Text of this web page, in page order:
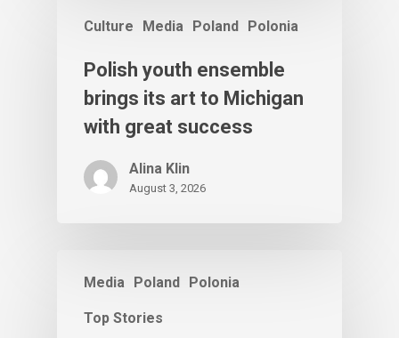
Culture Media Poland Polonia
Polish youth ensemble
brings its art to Michigan
with great success
Alina Klin
August 3, 2026
Media Poland Polonia
Top Stories